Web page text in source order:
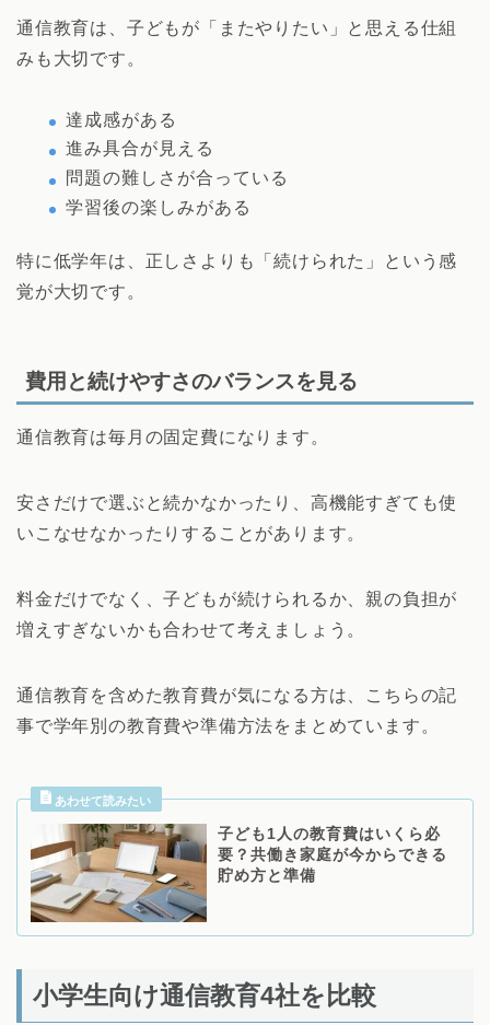
通信教育は、子どもが「またやりたい」と思える仕組
みも大切です。
達成感がある
進み具合が見える
問題の難しさが合っている
学習後の楽しみがある
特に低学年は、正しさよりも「続けられた」という感
覚が大切です。
費用と続けやすさのバランスを見る
通信教育は毎月の固定費になります。
安さだけで選ぶと続かなかったり、高機能すぎても使
いこなせなかったりすることがあります。
料金だけでなく、子どもが続けられるか、親の負担が
増えすぎないかも合わせて考えましょう。
通信教育を含めた教育費が気になる方は、こちらの記
事で学年別の教育費や準備方法をまとめています。
子ども1人の教育費はいくら必
要？共働き家庭が今からできる
貯め方と準備
小学生向け通信教育4社を比較